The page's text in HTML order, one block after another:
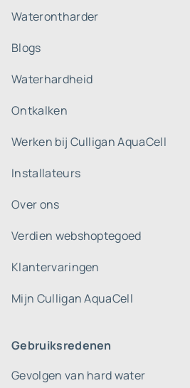
Waterontharder
Blogs
Waterhardheid
Ontkalken
Werken bij Culligan AquaCell
Installateurs
Over ons
Verdien webshoptegoed
Klantervaringen
Mijn Culligan AquaCell
Gebruiksredenen
Gevolgen van hard water